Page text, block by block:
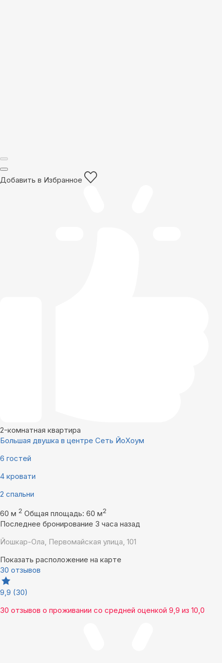
Добавить в Избранное
2-комнатная квартира
Большая двушка в центре Сеть ЙоХоум
6 гостей
4 кровати
2 спальни
60 м 2 Общая площадь: 60 м2
Последнее бронирование 3 часа назад
Йошкар-Ола, Первомайская улица, 101
Показать расположение на карте
30 отзывов
9,9 (30)
30 отзывов о проживании со средней оценкой 9,9 из 10,0